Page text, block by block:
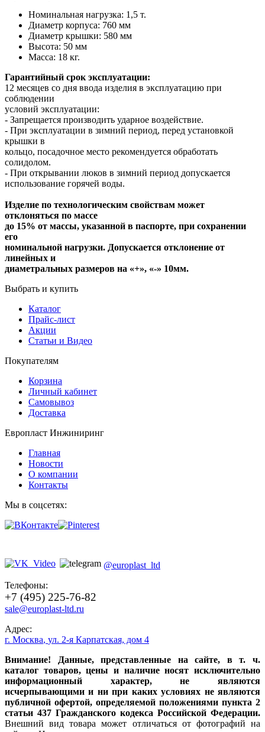
Номинальная нагрузка: 1,5 т.
Диаметр корпуса: 760 мм
Диаметр крышки: 580 мм
Высота: 50 мм
Масса: 18 кг.
Гарантийный срок эксплуатации:
12 месяцев со дня ввода изделия в эксплуатацию при
соблюдении
условий эксплуатации:
- Запрещается производить ударное воздействие.
- При эксплуатации в зимний период, перед установкой
крышки в
кольцо, посадочное место рекомендуется обработать
солидолом.
- При открывании люков в зимний период допускается
использование горячей воды.
Изделие по технологическим свойствам может
отклоняться по массе
до 15% от массы, указанной в паспорте, при сохранении
его
номинальной нагрузки. Допускается отклонение от
линейных и
диаметральных размеров на «+», «-» 10мм.
Выбрать и купить
Каталог
Прайс-лист
Акции
Статьи и Видео
Покупателям
Корзина
Личный кабинет
Самовывоз
Доставка
Европласт Инжиниринг
Главная
Новости
О компании
Контакты
Мы в соцсетях:
@europlast_ltd
Телефоны:
+7 (495) 225-76-82
sale@europlast-ltd.ru
Адрес:
г. Москва, ул. 2-я Карпатская, дом 4
Внимание! Данные, представленные на сайте, в т. ч.
каталог товаров, цены и наличие носят исключительно
информационный характер, не являются
исчерпывающими и ни при каких условиях не являются
публичной офертой, определяемой положениями пункта 2
статьи 437 Гражданского кодекса Российской Федерации.
Внешний вид товара может отличаться от фотографий на